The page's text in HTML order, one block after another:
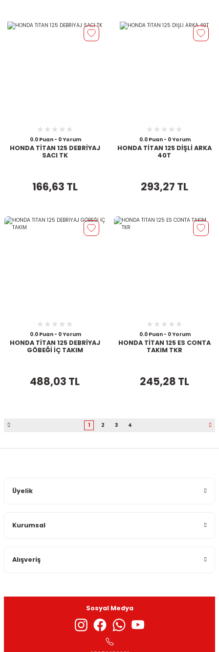
0.0 Puan - 0 Yorum
HONDA TİTAN 125 DEBRİYAJ
SACI TK
166,63 TL
0.0 Puan - 0 Yorum
HONDA TİTAN 125 DİŞLİ ARKA
40T
293,27 TL
0.0 Puan - 0 Yorum
HONDA TİTAN 125 DEBRİYAJ
GÖBEĞİ İÇ TAKIM
488,03 TL
0.0 Puan - 0 Yorum
HONDA TİTAN 125 ES CONTA
TAKIM TKR
245,28 TL
1 2 3 4
Üyelik
Kurumsal
Alışveriş
Sosyal Medya